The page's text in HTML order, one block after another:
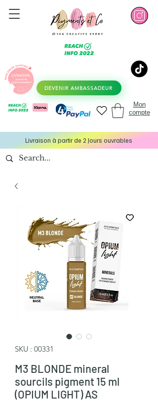
DEVENIR AMBASSADEUR
Mon
compte
Livraison à partir de 2 Jours ouvrables
SKU : 00331
M3 BLONDE mineral
sourcils pigment 15 ml
(OPIUM LIGHT) AS